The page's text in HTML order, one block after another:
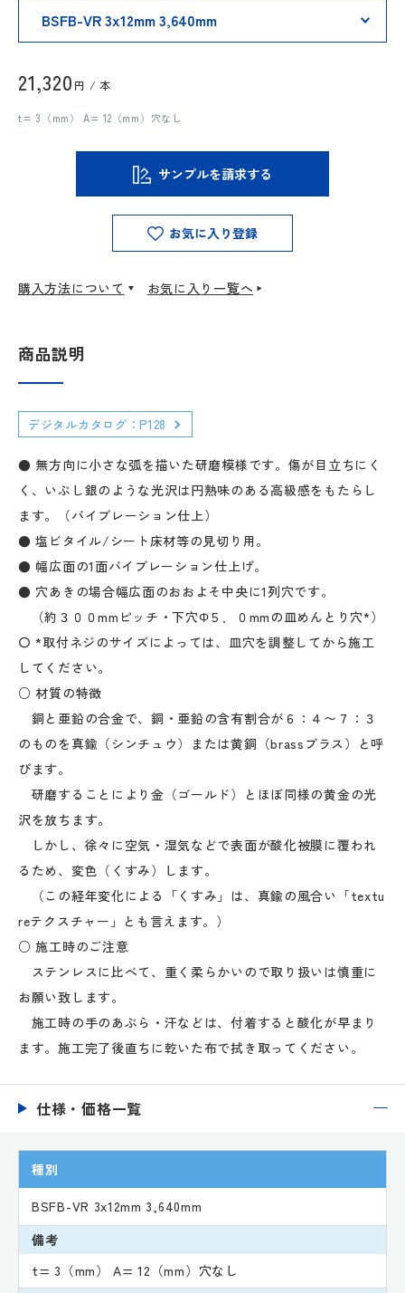
21,320 円 / 本
t= 3（mm） A= 12（mm）穴なし
サンプルを請求する
お気に入り登録
購入方法について お気に入り一覧へ
商品説明
デジタルカタログ：P128
● 無方向に小さな弧を描いた研磨模様です。傷が目立ちにく
く、いぶし銀のような光沢は円熟味のある高級感をもたらし
ます。（バイブレーション仕上）
● 塩ビタイル/シート床材等の見切り用。
● 幅広面の1面バイブレーション仕上げ。
● 穴あきの場合幅広面のおおよそ中央に1列穴です。
（約３００mmピッチ・下穴Φ５．０mmの皿めんとり穴*）
〇 *取付ネジのサイズによっては、皿穴を調整してから施工
してください。
○ 材質の特徴
銅と亜鉛の合金で、銅・亜鉛の含有割合が６：４〜７：３
のものを真鍮（シンチュウ）または黄銅（brassブラス）と呼
びます。
研磨することにより金（ゴールド）とほぼ同様の黄金の光
沢を放ちます。
しかし、徐々に空気・湿気などで表面が酸化被膜に覆われ
るため、変色（くすみ）します。
（この経年変化による「くすみ」は、真鍮の風合い「textu
reテクスチャー」とも言えます。）
○ 施工時のご注意
ステンレスに比べて、重く柔らかいので取り扱いは慎重に
お願い致します。
施工時の手のあぶら・汗などは、付着すると酸化が早まり
ます。施工完了後直ちに乾いた布で拭き取ってください。
仕様・価格一覧
種別
BSFB-VR 3x12mm 3,640mm
備考
t= 3（mm） A= 12（mm）穴なし